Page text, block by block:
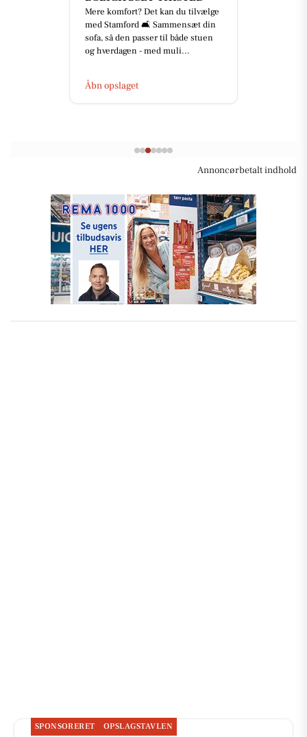
Mere komfort? Det kan du tilvælge
med Stamford 🛋️ Sammensæt din
sofa, så den passer til både stuen
og hverdagen - med muli...
Åbn opslaget
Annoncørbetalt indhold
SPONSORERET OPSLAGSTAVLEN